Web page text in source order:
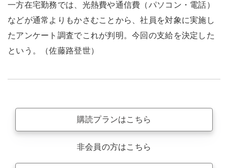
一方在宅勤務では、光熱費や通信費（パソコン・電話）
などが通常よりもかさむことから、社員を対象に実施し
たアンケート調査でこれが判明。今回の支給を決定した
という。（佐藤路登世）
購読プランはこちら
非会員の方はこちら